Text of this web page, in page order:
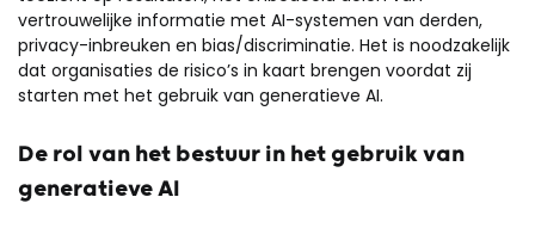
vertrouwelijke informatie met AI-systemen van derden,
privacy-inbreuken en bias/discriminatie. Het is noodzakelijk
dat organisaties de risico’s in kaart brengen voordat zij
starten met het gebruik van generatieve AI.
De rol van het bestuur in het gebruik van
generatieve AI